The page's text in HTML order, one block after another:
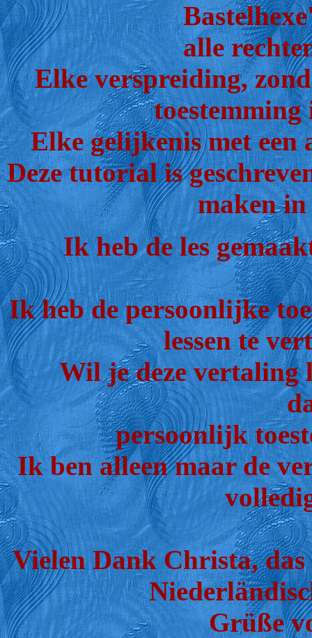
alle
Elke verspreiding,
toestemming
Elke gelijkenis met
Deze tutorial is
maken in
Ik heb de les
Ik heb de persoonlijke
lessen te
Wil je deze vertaling
persoonlijk
Ik ben alleen maar de
Vielen Dank Christa,
Grüße